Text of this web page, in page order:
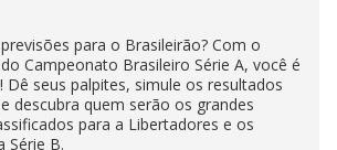
para o Brasileirão? Com o
Campeonato Brasileiro Série A, você é
Dê seus palpites, simule os resultados
descubra quem serão os grandes
para a Libertadores e os
Série B.